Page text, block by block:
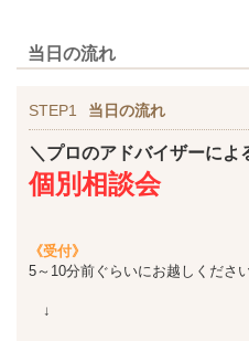
当日の流れ
STEP1 当日の流れ
＼プロのアドバイザーによ
個別相談会
《受付》
5～10分前ぐらいにお越しください
↓